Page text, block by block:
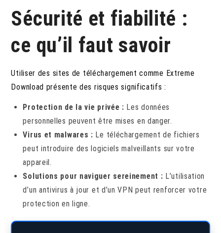
Sécurité et fiabilité :
ce qu’il faut savoir
Utiliser des sites de téléchargement comme Extreme
Download présente des risques significatifs :
Protection de la vie privée : Les données
personnelles peuvent être mises en danger.
Virus et malwares : Le téléchargement de fichiers
peut introduire des logiciels malveillants sur votre
appareil.
Solutions pour naviguer sereinement : L’utilisation
d’un antivirus à jour et d’un VPN peut renforcer votre
protection en ligne.